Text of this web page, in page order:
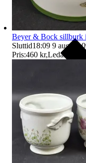
Ersättning om du
Beyer & Bock sillburk
Sluttid18:09 9 aug
Pris:460 kr,Ledande